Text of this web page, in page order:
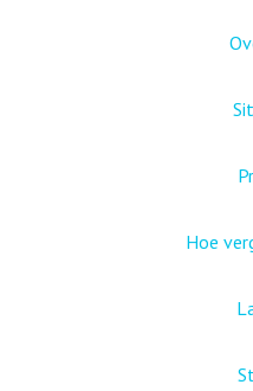
Hoe